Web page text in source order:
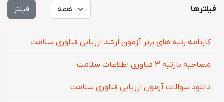
فیلترها نمایش # فیلتر
کارنامه رتبه های برتر آزمون ارشد ارزیابی فناوری سلامت
مصاحبه بارتبه 3 فناوری اطلاعات سلامت
دانلود سوالات آزمون ارزیابی فناوری سلامت